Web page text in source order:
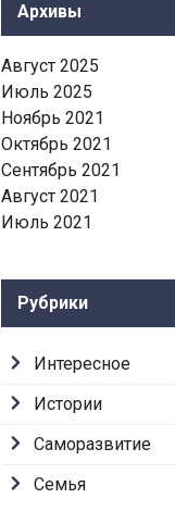
Архивы
Август 2025
Июль 2025
Ноябрь 2021
Октябрь 2021
Сентябрь 2021
Август 2021
Июль 2021
Рубрики
Интересное
Истории
Саморазвитие
Семья